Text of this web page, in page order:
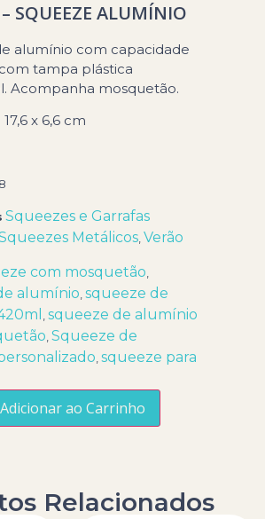
SQUEEZE ALUMÍNIO
alumínio com capacidade
tampa plástica
Acompanha mosquetão.
17,6 x 6,6 cm
Squeezes e Garrafas
Metálicos,Verão
com mosquetão,
alumínio,squeeze de
,squeeze de alumínio
,Squeeze de
,squeeze para
Adicionar ao Carrinho
Relacionados